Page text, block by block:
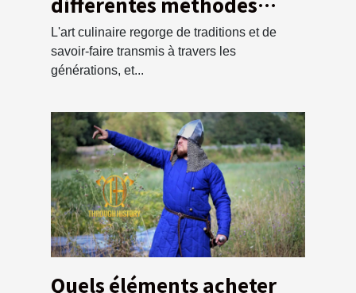
traditionnelles pour
préparer la semoule de
couscous
L'art culinaire regorge de traditions et de
savoir-faire transmis à travers les
générations, et...
Quels éléments acheter